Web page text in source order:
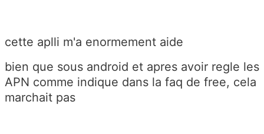
cette aplli m'a enormement aide
bien que sous android et apres avoir regle les
APN comme indique dans la faq de free, cela
marchait pas